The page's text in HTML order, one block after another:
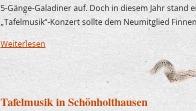
5-Gänge-Galadiner auf. Doch in diesem Jahr stand
„Tafelmusik“-Konzert sollte dem Neumitglied
Weiterlesen über Tafelmusik in der Schützenhalle
Tafelmusik in Schönholthausen